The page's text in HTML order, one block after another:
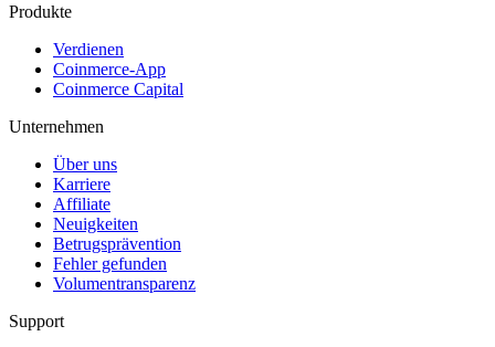
Produkte
Verdienen
Coinmerce-App
Coinmerce Capital
Unternehmen
Über uns
Karriere
Affiliate
Neuigkeiten
Betrugsprävention
Fehler gefunden
Volumentransparenz
Support